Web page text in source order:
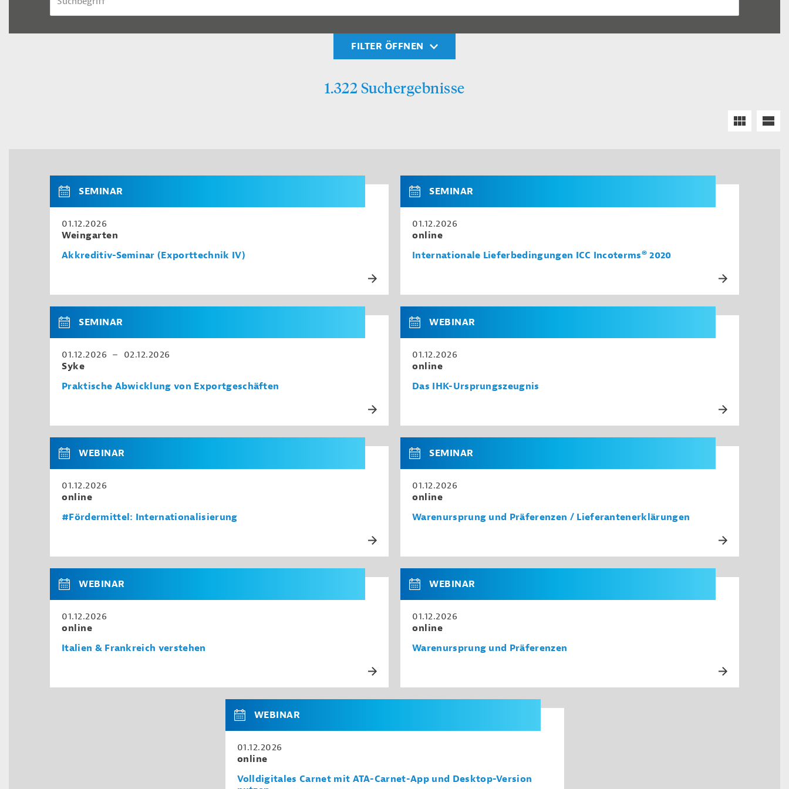
FILTER ÖFFNEN
1.322 Suchergebnisse
SEMINAR
01.12.2026
Weingarten
Akkreditiv-Seminar (Exporttechnik IV)
SEMINAR
01.12.2026
online
Internationale Lieferbedingungen ICC Incoterms® 2020
SEMINAR
01.12.2026 – 02.12.2026
Syke
Praktische Abwicklung von Exportgeschäften
WEBINAR
01.12.2026
online
Das IHK-Ursprungszeugnis
WEBINAR
01.12.2026
online
#Fördermittel: Internationalisierung
SEMINAR
01.12.2026
online
Warenursprung und Präferenzen / Lieferantenerklärungen
WEBINAR
01.12.2026
online
Italien & Frankreich verstehen
WEBINAR
01.12.2026
online
Warenursprung und Präferenzen
WEBINAR
01.12.2026
online
Volldigitales Carnet mit ATA-Carnet-App und Desktop-Version